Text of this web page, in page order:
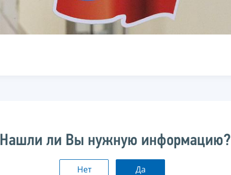
Нашли ли Вы нужную информацию?
Нет Да